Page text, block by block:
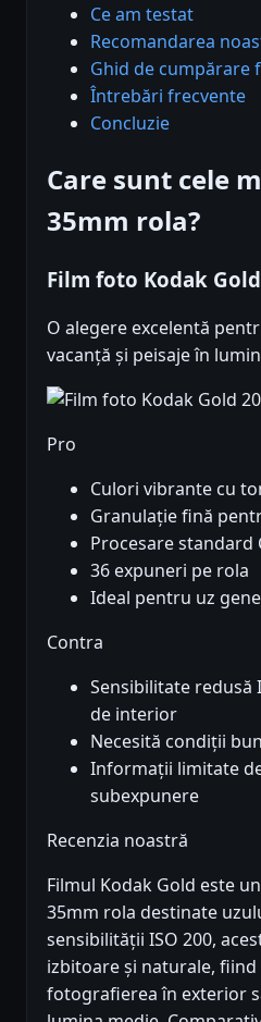
Ce am testat
Recomandarea
Ghid de cumpărare
Întrebări frecvente
Concluzie
Care sunt cele
35mm rola?
Film foto Kodak
O alegere excelentă
vacanță și peisaje în
Pro
Culori vibrante cu
Granulație fină
Procesare standard
36 expuneri pe rola
Ideal pentru uz
Contra
Sensibilitate redusă
de interior
Necesită condiții
Informații limitate
subexpunere
Recenzia noastră
Filmul Kodak Gold este
35mm rola destinate
sensibilității ISO 200,
izbitoare și naturale,
fotografierea în exterior